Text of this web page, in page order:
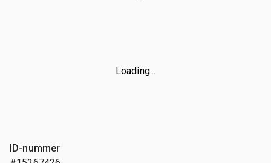
Loading...
ID-nummer